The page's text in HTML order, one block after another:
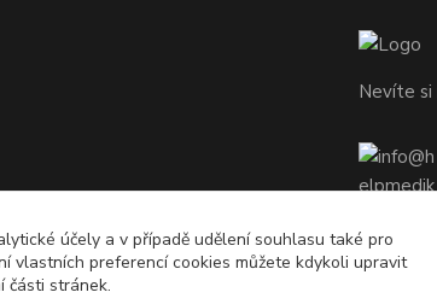
Nevíte
účely a v případě udělení souhlasu také pro
vlastních preferencí cookies můžete kdykoli upravit
části stránek.